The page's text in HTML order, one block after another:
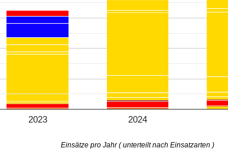
2023 2024
Einsätze pro Jahr ( unterteilt nach Einsatzarten )